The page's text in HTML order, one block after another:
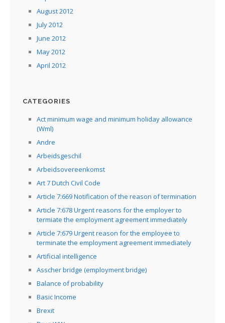
August 2012
July 2012
June 2012
May 2012
April 2012
CATEGORIES
Act minimum wage and minimum holiday allowance
(Wml)
Andre
Arbeidsgeschil
Arbeidsovereenkomst
Art 7 Dutch Civil Code
Article 7:669 Notification of the reason of termination
Article 7:678 Urgent reasons for the employer to
termiate the employment agreement immediately
Article 7:679 Urgent reason for the employee to
terminate the employment agreement immediately
Artificial intelligence
Asscher bridge (employment bridge)
Balance of probability
Basic Income
Brexit